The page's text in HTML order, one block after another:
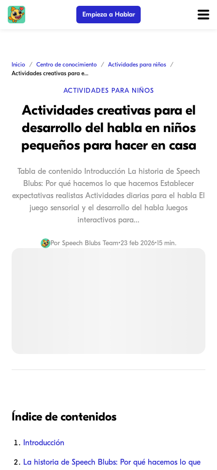
Empieza a Hablar
Inicio Centro de conocimiento
Actividades para niños
Actividades creativas para el desarrollo del habla en niños pequeños para hacer en casa
ACTIVIDADES PARA NIÑOS
Actividades creativas para el
desarrollo del habla en niños
pequeños para hacer en casa
Tabla de contenido Introducción La historia de Speech
Blubs: Por qué hacemos lo que hacemos Establecer
expectativas realistas Actividades diarias para el habla El
juego sensorial y el desarrollo del habla Juegos
interactivos para...
Por Speech Blubs Team•23 feb 2026•15 min.
Índice de contenidos
Introducción
La historia de Speech Blubs: Por qué hacemos lo que